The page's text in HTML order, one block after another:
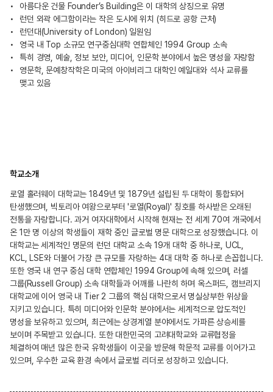
아름다운 건물 Founder’s Building은 이 대학의 상징으로 유명
런던 외곽 에그함이라는 작은 도시에 위치 (히드로 공항 근처)
런던대(University of London) 일원임
영국 내 Top 소규모 연구중심대학 연합체인 1994 Group 소속
특히 경영, 예술, 정보 보안, 미디어, 인문학 분야에서 높은 명성을 자랑함
영문학, 문예창작학은 미국의 아이비리그 대학인 예일대와 석사 교류를
맺고 있음
학교소개
로열 홀러웨이 대학교는 1849년 및 1879년 설립된 두 대학이 통합되어
탄생했으며, 빅토리아 여왕으로부터 '로열(Royal)' 칭호를 하사받은 오래된
전통을 자랑합니다. 과거 여자대학에서 시작해 현재는 전 세계 70여 개국에서
온 1만 명 이상의 학생들이 재학 중인 글로벌 명문 대학으로 성장했습니다. 이
대학교는 세계적인 명문의 런던 대학교 소속 19개 대학 중 하나로, UCL,
KCL, LSE와 더불어 가장 큰 규모를 자랑하는 4대 대학 중 하나로 손꼽힙니다.
또한 영국 내 연구 중심 대학 연합체인 1994 Group에 속해 있으며, 러셀
그룹(Russell Group) 소속 대학들과 어깨를 나란히 하며 옥스퍼드, 캠브리지
대학교에 이어 영국 내 Tier 2 그룹의 핵심 대학으로서 명실상부한 위상을
지키고 있습니다. 특히 미디어와 인문학 분야에서는 세계적으로 압도적인
명성을 보유하고 있으며, 최근에는 상경계열 분야에서도 가파른 상승세를
보이며 주목받고 있습니다. 또한 대한민국의 고려대학교와 교류협정을
체결하여 매년 많은 한국 유학생들이 이곳을 방문해 학문적 교류를 이어가고
있으며, 우수한 교육 환경 속에서 글로벌 리더로 성장하고 있습니다.